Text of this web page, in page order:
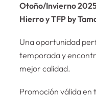
Otoño/Invierno
Hierro y TFP by
Una oportunidad
temporada y
mejor calidad.
Promoción válida en